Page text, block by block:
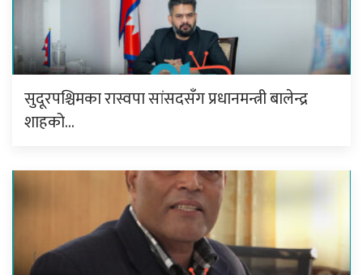
सुदूरपश्चिमका रास्वपा सांसदसँग प्रधानमन्त्री बालेन्द्र
शाहको…